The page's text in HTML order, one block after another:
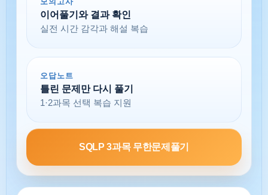
이어풀기와 결과 확인
실전 시간 감각과 해설 복습
오답노트
틀린 문제만 다시 풀기
1·2과목 선택 복습 지원
SQLP 3과목 무한문제풀기